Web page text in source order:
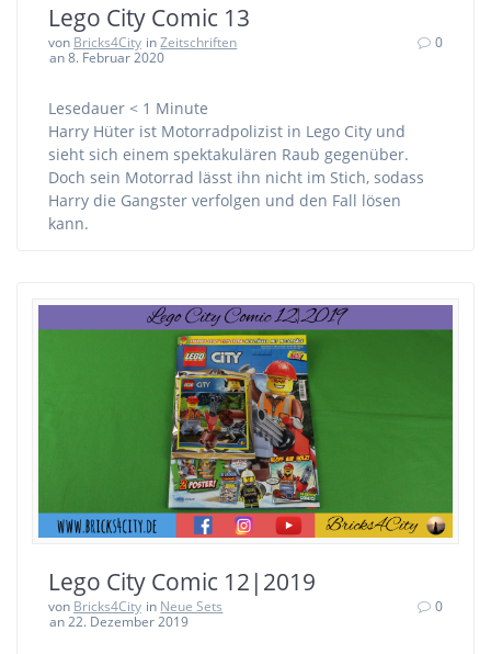
Lego City Comic 13
von Bricks4City inZeitschriften
an 8. Februar 2020
0
Lesedauer < 1 Minute
Harry Hüter ist Motorradpolizist in Lego City und
sieht sich einem spektakulären Raub gegenüber.
Doch sein Motorrad lässt ihn nicht im Stich, sodass
Harry die Gangster verfolgen und den Fall lösen
kann.
Lego City Comic 12|2019
von Bricks4City in Neue Sets
an 22. Dezember 2019
0